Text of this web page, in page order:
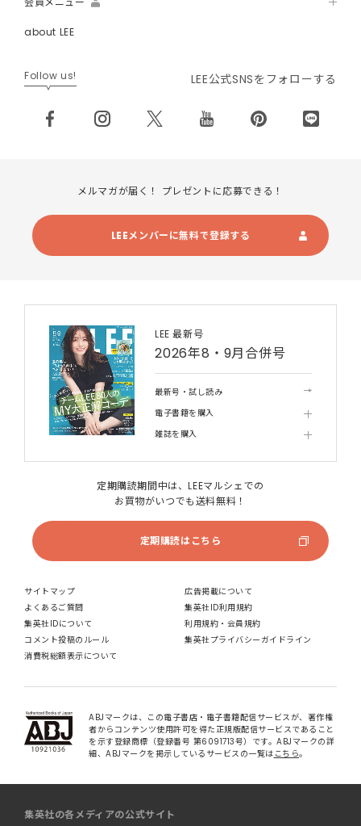
about LEE
Follow us! LEE公式SNSをフォローする
メルマガが届く！ プレゼントに応募できる！
LEEメンバーに無料で登録する
LEE 最新号
2026年8・9月合併号
最新号・試し読み
電子書籍を購入
雑誌を購入
定期購読期間中は、LEEマルシェでの
お買物がいつでも送料無料！
定期購読はこちら
サイトマップ
広告掲載について
よくあるご質問
集英社ID利用規約
集英社IDについて
利用規約・会員規約
コメント投稿のルール
集英社プライバシーガイドライン
消費税総額表示について
ABJマークは、この電子書店・電子書籍配信サービスが、著作権
者からコンテンツ使用許可を得た正規版配信サービスであること
を示す登録商標（登録番号 第6091713号）です。ABJマークの詳
細、ABJマークを掲示しているサービスの一覧は こちら。
集英社の各メディアの公式サイト